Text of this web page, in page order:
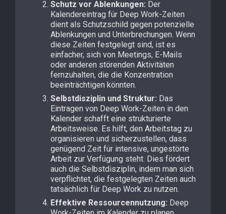
Schutz vor Ablenkungen: Der
Kalendereintrag für Deep Work-Zeiten
dient als Schutzschild gegen potenzielle
Ablenkungen und Unterbrechungen. Wenn
diese Zeiten festgelegt sind, ist es
einfacher, sich von Meetings, E-Mails
oder anderen störenden Aktivitäten
fernzuhalten, die die Konzentration
beeinträchtigen könnten.
Selbstdisziplin und Struktur: Das
Eintragen von Deep Work-Zeiten in den
Kalender schafft eine strukturierte
Arbeitsweise. Es hilft, den Arbeitstag zu
organisieren und sicherzustellen, dass
genügend Zeit für intensive, ungestörte
Arbeit zur Verfügung steht. Dies fördert
auch die Selbstdisziplin, indem man sich
verpflichtet, die festgelegten Zeiten auch
tatsächlich für Deep Work zu nutzen.
Effektive Ressourcennutzung: Deep